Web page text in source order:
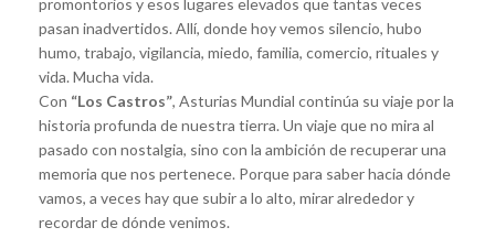
promontorios y esos lugares elevados que tantas veces
pasan inadvertidos. Allí, donde hoy vemos silencio, hubo
humo, trabajo, vigilancia, miedo, familia, comercio, rituales y
vida. Mucha vida.
Con “Los Castros”, Asturias Mundial continúa su viaje por la
historia profunda de nuestra tierra. Un viaje que no mira al
pasado con nostalgia, sino con la ambición de recuperar una
memoria que nos pertenece. Porque para saber hacia dónde
vamos, a veces hay que subir a lo alto, mirar alrededor y
recordar de dónde venimos.